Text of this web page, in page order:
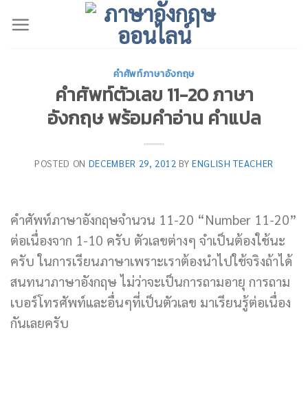
คำศัพท์ภาษาอังกฤษ
คำศัพท์ตัวเลข 11-20 ภาษา
อังกฤษ พร้อมคำอ่าน คำแปล
POSTED ON DECEMBER 29, 2012 BY ENGLISH TEACHER
คำศัพท์ภาษาอังกฤษจำนวน 11-20 “Number 11-20”
ต่อเนื่องจาก 1-10 ครับ ตัวเลขต่างๆ จำเป็นต้องใช้นะ
ครับ ในการเรียนภาษาเพราะเราต้องนำไปใช้จริงถ้าได้
สนทนาภาษาอังกฤษ ไม่ว่าจะเป็นการถามอายุ การถาม
เบอร์โทรศัพท์และอื่นๆที่เป็นตัวเลข มาเรียนรู้ต่อเนื่อง
กันเลยครับ